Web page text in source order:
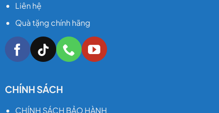
Liên hệ
Quà tặng chính hãng
CHÍNH SÁCH
CHÍNH SÁCH BẢO HÀNH